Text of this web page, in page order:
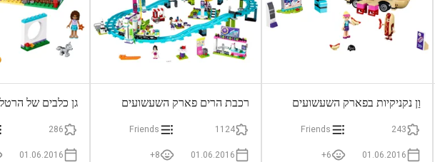
וַן נקניקיות בפארק השעשועים
243
Friends
01.06.2016
6+
רכבת הרים פארק השעשועים
1124
Friends
01.06.2016
8+
גן כלבים של
286
01.06.2016